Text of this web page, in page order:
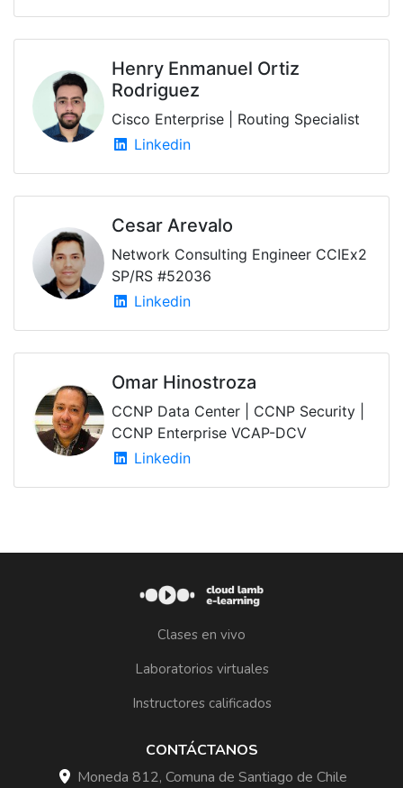
Henry Enmanuel Ortiz
Rodriguez
Cisco Enterprise | Routing Specialist
Linkedin
Cesar Arevalo
Network Consulting Engineer CCIEx2
SP/RS #52036
Linkedin
Omar Hinostroza
CCNP Data Center | CCNP Security |
CCNP Enterprise VCAP-DCV
Linkedin
Clases en vivo
Laboratorios virtuales
Instructores calificados
CONTÁCTANOS
Moneda 812, Comuna de Santiago de Chile